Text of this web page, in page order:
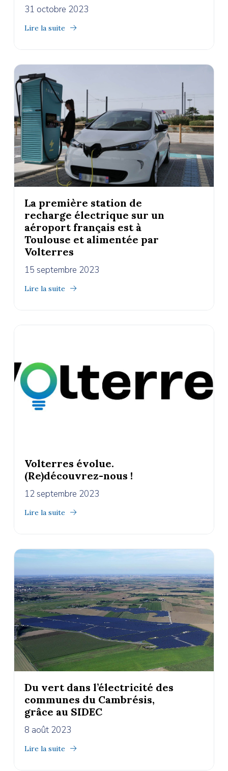
31 octobre 2023
Lire la suite
La première station de
recharge électrique sur un
aéroport français est à
Toulouse et alimentée par
Volterres
15 septembre 2023
Lire la suite
Volterres évolue.
(Re)découvrez-nous !
12 septembre 2023
Lire la suite
Du vert dans l’électricité des
communes du Cambrésis,
grâce au SIDEC
8 août 2023
Lire la suite